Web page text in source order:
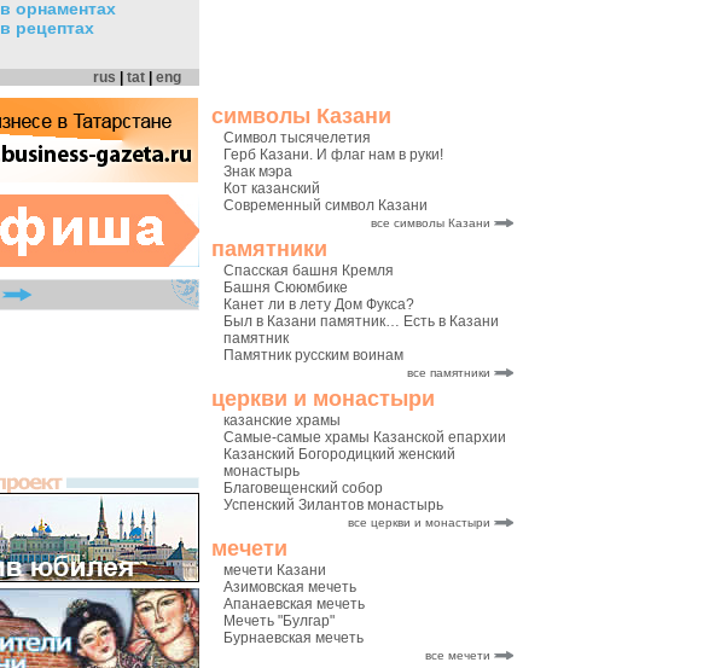
символы Казани
Символ тысячелетия
Герб Казани. И флаг нам в руки!
Знак мэра
Кот казанский
Современный символ Казани
все символы Казани
памятники
Спасская башня Кремля
Башня Сююмбике
Канет ли в лету Дом Фукса?
Был в Казани памятник… Есть в Казани
памятник
Памятник русским воинам
все памятники
церкви и монастыри
казанские храмы
Самые-самые храмы Казанской епархии
Казанский Богородицкий женский
монастырь
Благовещенский собор
Успенский Зилантов монастырь
все церкви и монастыри
мечети
мечети Казани
Азимовская мечеть
Апанаевская мечеть
Мечеть "Булгар"
Бурнаевская мечеть
все мечети
в орнаментах
в рецептах
rus tat eng